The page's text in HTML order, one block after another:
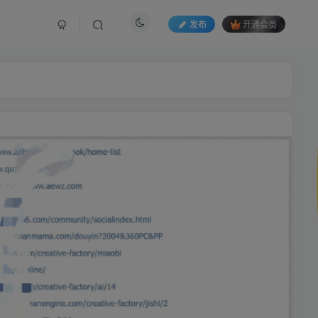
发布 开通会员